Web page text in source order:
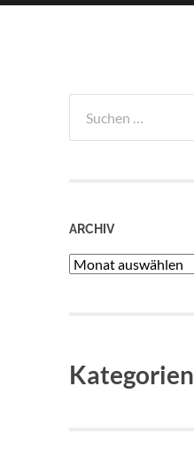
nach:
ARCHIV
Archiv
Kategorien